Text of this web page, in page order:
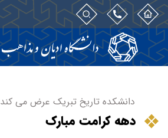
دانشکده تاریخ تبریک عرض می کند
دهه کرامت مبارک